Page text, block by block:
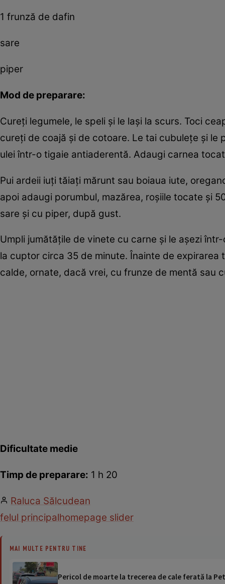
1 frunză de dafin
sare
piper
Mod de preparare:
Cureţi legumele, le speli şi le laşi la scurs. Toci
cureţi de coajă şi de cotoare. Le tai cubuleţe şi le
ulei într-o tigaie antiaderentă. Adaugi carnea
Pui ardeii iuţi tăiaţi mărunt sau boiaua iute,
apoi adaugi porumbul, mazărea, roşiile tocate şi
sare şi cu piper, după gust.
Umpli jumătăţile de vinete cu carne şi le aşezi
la cuptor circa 35 de minute. Înainte de
calde, ornate, dacă vrei, cu frunze de mentă sau
Dificultate medie
Timp de preparare: 1 h 20
Raluca Sălcudean
felul principalhomepage slider
MAI MULTE PENTRU TINE
Pericol de moarte la trecerea de cale ferată la